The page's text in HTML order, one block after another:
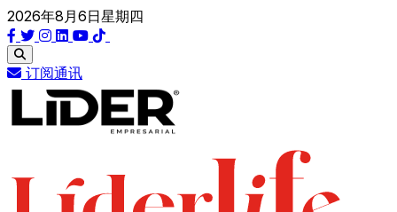
2026年8月6日星期四
订阅通讯